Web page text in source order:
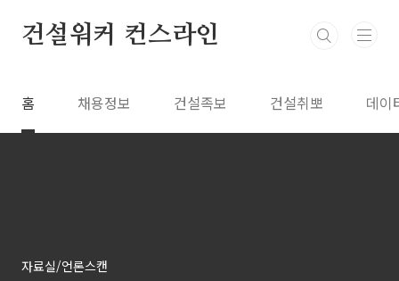
건설워커 컨스라인
홈 채용정보 건설족보 건설취뽀 데이
자료실/언론스캔